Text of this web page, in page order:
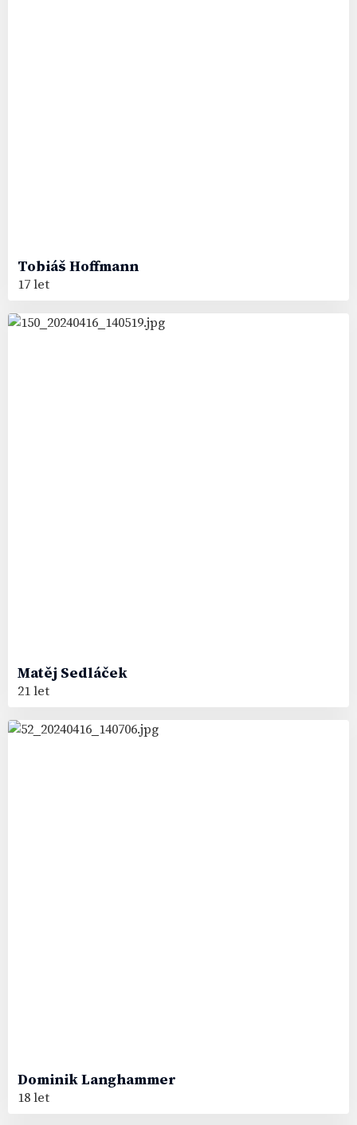
Tobiáš Hoffmann
17 let
Matěj Sedláček
21 let
73
DominikLanghammer
18 let
79